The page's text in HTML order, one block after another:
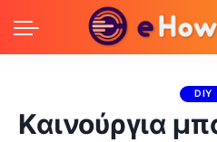
DIY
Καινούργια